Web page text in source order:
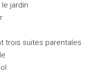
jardin
trois suites parentales